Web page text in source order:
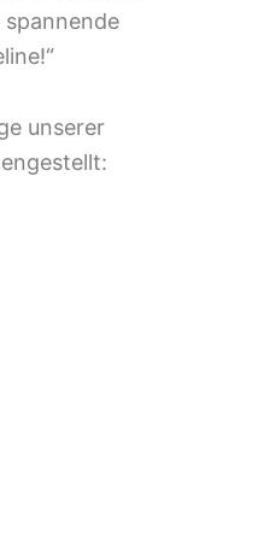
unserer